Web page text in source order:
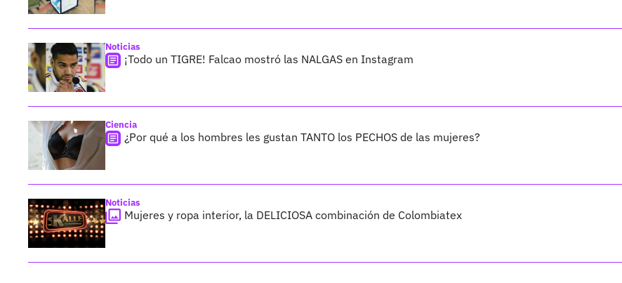
Noticias
¡Todo un TIGRE! Falcao mostró las NALGAS en Instagram
Ciencia
¿Por qué a los hombres les gustan TANTO los PECHOS de las mujeres?
Noticias
Mujeres y ropa interior, la DELICIOSA combinación de Colombiatex